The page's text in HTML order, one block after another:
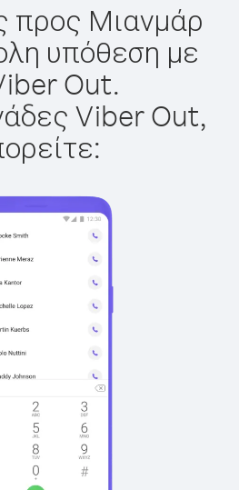
προς Μιανμάρ
υπόθεση με
Out.
Viber Out,